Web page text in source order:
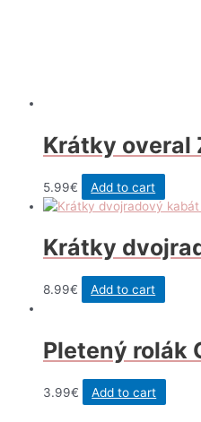
Krátky overal
5.99€ Add to cart
Krátky
8.99€ Add to cart
Pletený rolák
3.99€ Add to cart